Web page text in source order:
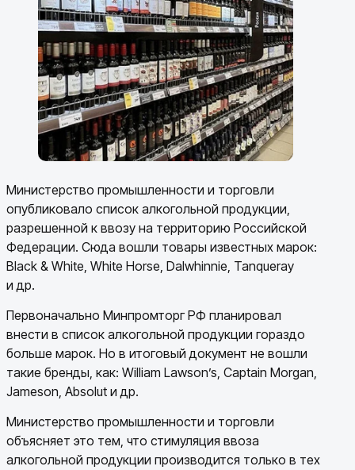
Министерство промышленности и торговли
опубликовало список алкогольной продукции,
разрешенной к ввозу на территорию Российской
Федерации. Сюда вошли товары известных марок:
Black & White, White Horse, Dalwhinnie, Tanqueray
и др.
Первоначально Минпромторг РФ планировал
внести в список алкогольной продукции гораздо
больше марок. Но в итоговый документ не вошли
такие бренды, как: William Lawson’s, Captain Morgan,
Jameson, Absolut и др.
Министерство промышленности и торговли
объясняет это тем, что стимуляция ввоза
алкогольной продукции производится только в тех